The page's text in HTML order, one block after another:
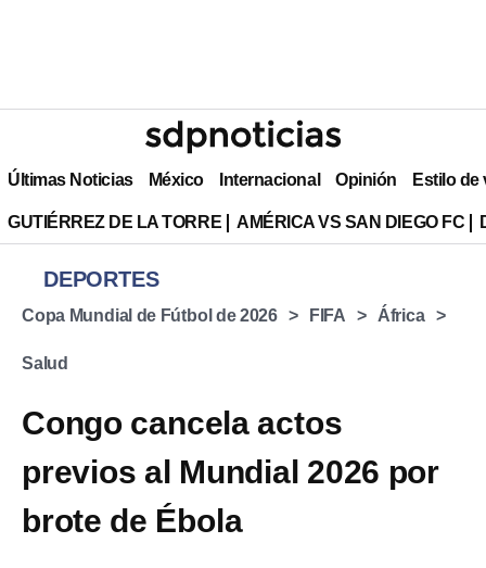
Últimas Noticias México Internacional Opinión Estilo de
GUTIÉRREZ DE LA TORRE AMÉRICA VS SAN DIEGO FC
DEPORTES
Copa Mundial de Fútbol de 2026 FIFA África
Salud
Congo cancela actos
previos al Mundial 2026 por
brote de Ébola